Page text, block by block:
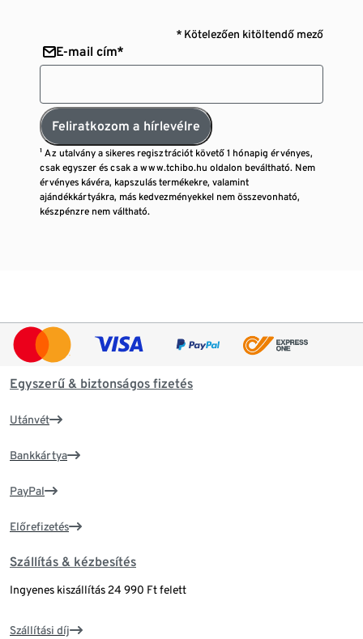
* Kötelezően kitöltendő mező
E-mail cím*
Feliratkozom a hírlevélre
¹ Az utalvány a sikeres regisztrációt követő 1 hónapig érvényes,
csak egyszer és csak a www.tchibo.hu oldalon beváltható. Nem
érvényes kávéra, kapszulás termékekre, valamint
ajándékkártyákra, más kedvezményekkel nem összevonható,
készpénzre nem váltható.
Egyszerű & biztonságos fizetés
Utánvét
Bankkártya
PayPal
Előrefizetés
Szállítás & kézbesítés
Ingyenes kiszállítás 24 990 Ft felett
Szállítási díj